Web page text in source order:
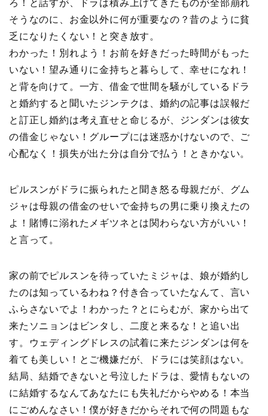
ろ！と話すが、ドラは積み上げてきたものが全部崩れ
そうなのに、お金以外に何が重要なの？昔のように貧
乏になりたくない！と突き放す。
わかった！別れよう！お前を好きだった時間がもった
いない！望み通りに金持ちと暮らして、幸せになれ！
と背を向けて。一方、借金で世間を騒がしているドラ
と婚約すると聞いたジンテクは、婚約の記事は誤報だ
と訂正し婚約は考え直せと命じるが、ジンダンは彼女
の借金じゃない！グループには迷惑かけないので、ご
心配なく！損失が出た分は自分で払う！ときかない。
ピルスンがドラに振られたと聞き怒る母親だが、グム
ジャは母親の借金のせいで金持ちの男に乗り換えたの
よ！賭博に溺れたメギツネとは関わらない方がいい！
と言って。
家の前でピルスンを待っていたミジャは、娘が婚約し
たのは知っているわね？付き合っていたなんて、言い
ふらさないでよ！わかった？とにらむが、家から出て
来たソニョンはビンタし、二度と来るな！と追い出
す。ウェディングドレスの試着に来たジンダンは何を
着ても美しい！とご機嫌だが、ドラには笑顔はない。
結局、結婚できないと号泣したドラは、愛情もないの
に結婚するなんてあなたにも失礼だからやめる！本当
にごめんなさい！僕が好きだからそれで何の問題もな